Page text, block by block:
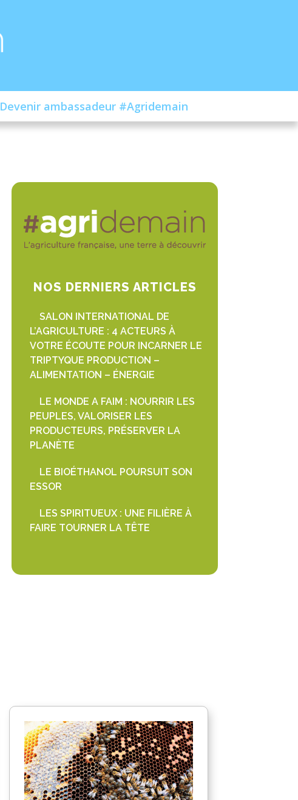
Devenir ambassadeur #Agridemain
NOS DERNIERS ARTICLES
SALON INTERNATIONAL DE
L’AGRICULTURE : 4 ACTEURS À
VOTRE ÉCOUTE POUR INCARNER LE
TRIPTYQUE PRODUCTION –
ALIMENTATION – ÉNERGIE
LE MONDE A FAIM : NOURRIR LES
PEUPLES, VALORISER LES
PRODUCTEURS, PRÉSERVER LA
PLANÈTE
LE BIOÉTHANOL POURSUIT SON
ESSOR
LES SPIRITUEUX : UNE FILIÈRE À
FAIRE TOURNER LA TÊTE